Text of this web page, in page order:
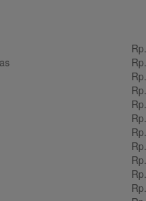
Rp.
Rp.
Rp.
Rp.
Rp.
Rp.
Rp.
Rp.
Rp.
Rp.
Rp.